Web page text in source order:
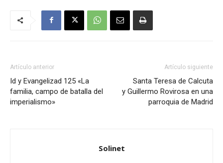
Artículo anterior
Id y Evangelizad 125 «La
familia, campo de batalla del
imperialismo»
Artículo siguiente
Santa Teresa de Calcuta
y Guillermo Rovirosa en una
parroquia de Madrid
Solinet